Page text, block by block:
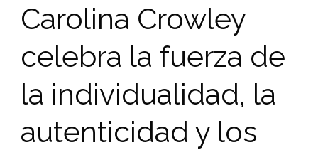
Carolina Crowley
celebra la fuerza de
la individualidad, la
autenticidad y los